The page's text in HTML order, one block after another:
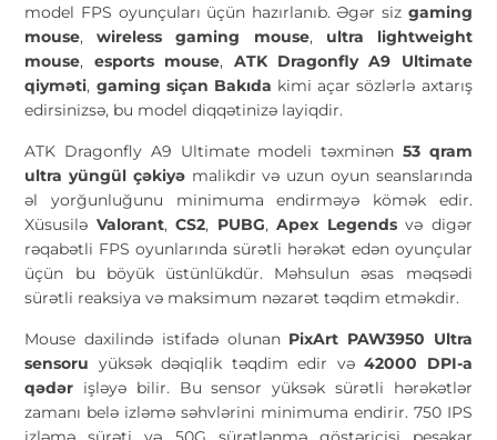
model FPS oyunçuları üçün hazırlanıb. Əgər siz gaming
mouse,wireless gaming mouse, ultra lightweight
mouse, esports mouse, ATK Dragonfly A9 Ultimate
qiyməti, gaming siçan Bakıda kimi açar sözlərlə axtarış
edirsinizsə, bu model diqqətinizə layiqdir.
ATK Dragonfly A9 Ultimate modeli təxminən 53 qram
ultra yüngül çəkiyəmalikdir və uzun oyun seanslarında
əl yorğunluğunu minimuma endirməyə kömək edir.
Xüsusilə Valorant,CS2, PUBG,Apex Legendsvə digər
rəqabətli FPS oyunlarında sürətli hərəkət edən oyunçular
üçün bu böyük üstünlükdür. Məhsulun əsas məqsədi
sürətli reaksiya və maksimum nəzarət təqdim etməkdir.
Mouse daxilində istifadə olunan PixArt PAW3950 Ultra
sensoru yüksək dəqiqlik təqdim edir və42000 DPI-a
qədər işləyə bilir. Bu sensor yüksək sürətli hərəkətlər
zamanı belə izləmə səhvlərini minimuma endirir. 750 IPS